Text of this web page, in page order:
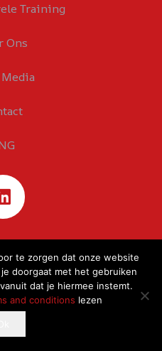
Training
Ons
agree with it.
te zorgen dat onze website
doorgaat met het gebruiken
dat je hiermee instemt.
and conditions lezen